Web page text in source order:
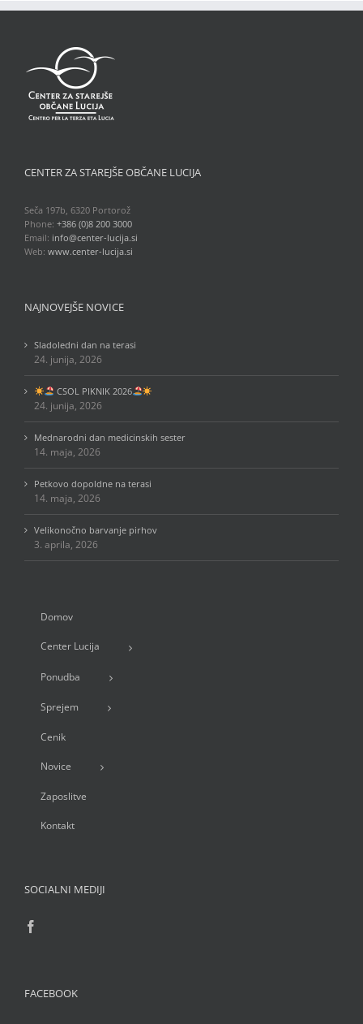
CENTER ZA STAREJŠE OBČANE LUCIJA
Seča 197b, 6320 Portorož
Phone: +386 (0)8 200 3000
Email: info@center-lucija.si
Web: www.center-lucija.si
NAJNOVEJŠE NOVICE
Sladoledni dan na terasi
24. junija, 2026
CSOL PIKNIK 2026
24. junija, 2026
Mednarodni dan medicinskih sester
14. maja, 2026
Petkovo dopoldne na terasi
14. maja, 2026
Velikonočno barvanje pirhov
3. aprila, 2026
Domov
Center Lucija
Ponudba
Sprejem
Cenik
Novice
Zaposlitve
Kontakt
SOCIALNI MEDIJI
FACEBOOK